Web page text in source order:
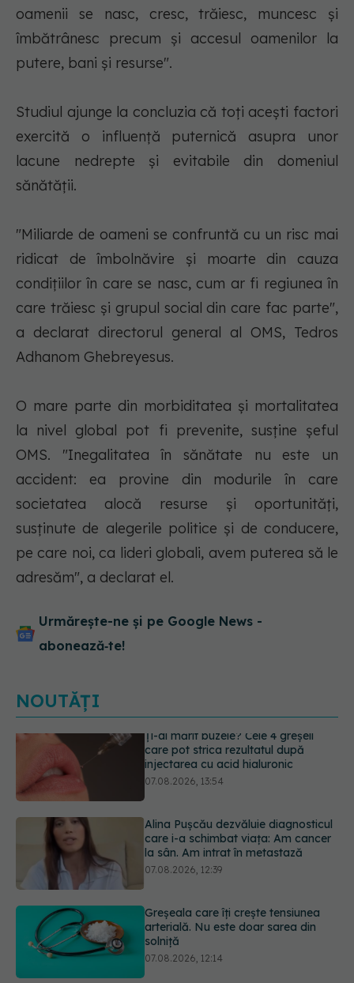
oamenii se nasc, cresc, trăiesc, muncesc şi
îmbătrânesc precum şi accesul oamenilor la
putere, bani şi resurse".
Studiul ajunge la concluzia că toţi aceşti factori
exercită o influenţă puternică asupra unor
lacune nedrepte şi evitabile din domeniul
sănătăţii.
"Miliarde de oameni se confruntă cu un risc mai
ridicat de îmbolnăvire şi moarte din cauza
condiţiilor în care se nasc, cum ar fi regiunea în
care trăiesc şi grupul social din care fac parte",
a declarat directorul general al OMS, Tedros
Adhanom Ghebreyesus.
O mare parte din morbiditatea şi mortalitatea
la nivel global pot fi prevenite, susţine şeful
OMS. "Inegalitatea în sănătate nu este un
accident: ea provine din modurile în care
societatea alocă resurse şi oportunităţi,
susţinute de alegerile politice şi de conducere,
pe care noi, ca lideri globali, avem puterea să le
adresăm", a declarat el.
Urmărește-ne și pe Google News -
abonează‑te!
NOUTĂȚI
Alina Pușcău dezvăluie diagnosticul
care i-a schimbat viața: Am cancer
la sân. Am intrat în metastază
Greșeala care îți crește tensiunea
arterială. Nu este doar sarea din
solniță
Schimbare majoră la examenul de
medic specialist din 2026. Toți
candidații vor avea aceleași